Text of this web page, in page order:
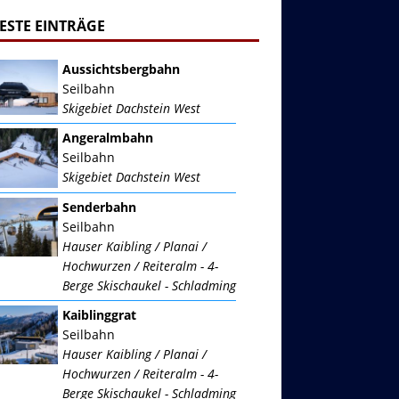
EINTRÄGE
Aussichtsbergbahn
Seilbahn
Skigebiet Dachstein West
Angeralmbahn
Seilbahn
Skigebiet Dachstein West
Senderbahn
Seilbahn
Hauser Kaibling / Planai /
Hochwurzen / Reiteralm - 4-
Berge Skischaukel - Schladming
Kaiblinggrat
Seilbahn
Hauser Kaibling / Planai /
Hochwurzen / Reiteralm - 4-
Berge Skischaukel - Schladming